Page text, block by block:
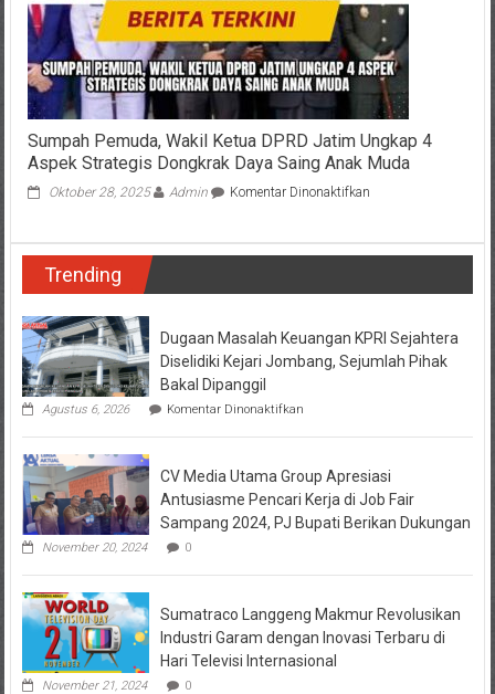
Keberkahan
Kiai
Sumpah Pemuda, Wakil Ketua DPRD Jatim Ungkap 4
Aspek Strategis Dongkrak Daya Saing Anak Muda
Oktober 28, 2025 Admin Komentar Dinonaktifkanpada
Ungkap
Aspek
Anak
Trending
Dugaan Masalah Keuangan KPRI Sejahtera
Diselidiki Kejari Jombang, Sejumlah Pihak
Bakal Dipanggil
Agustus 6, 2026 Komentar Dinonaktifkanpada
Masalah
KPRI
Sejahtera
Diselidiki
Kejari
Pihak
Dipanggil
CV Media Utama Group Apresiasi
Antusiasme Pencari Kerja di Job Fair
Sampang 2024, PJ Bupati Berikan Dukungan
November 20, 2024 0
Sumatraco Langgeng Makmur Revolusikan
Industri Garam dengan Inovasi Terbaru di
Hari Televisi Internasional
November 21, 2024 0